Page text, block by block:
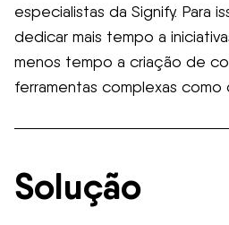
especialistas da Signify. Para
dedicar mais tempo a
menos tempo a criação de
ferramentas complexas como
Solução